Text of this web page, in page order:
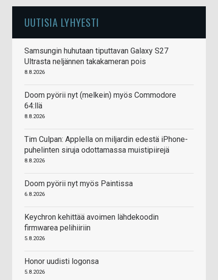
UUTISIA LYHYESTI
Samsungin huhutaan tiputtavan Galaxy S27
Ultrasta neljännen takakameran pois
8.8.2026
Doom pyörii nyt (melkein) myös Commodore
64:llä
8.8.2026
Tim Culpan: Applella on miljardin edestä iPhone-
puhelinten siruja odottamassa muistipiirejä
8.8.2026
Doom pyörii nyt myös Paintissa
6.8.2026
Keychron kehittää avoimen lähdekoodin
firmwarea pelihiiriin
5.8.2026
Honor uudisti logonsa
5.8.2026